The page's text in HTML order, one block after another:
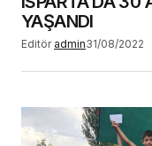
YAŞANDI
Editör admin31/08/2022